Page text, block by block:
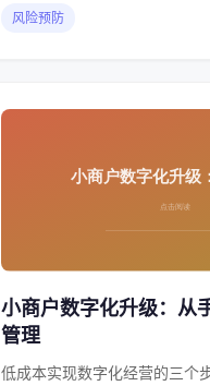
风险预防
小商户数字化升级：从
管理
低成本实现数字化经营的三个